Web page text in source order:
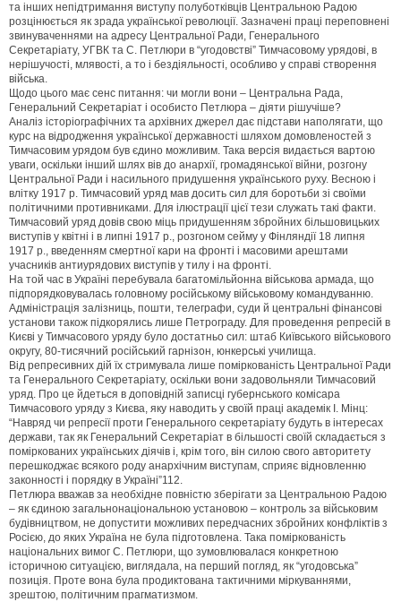
та інших непідтримання виступу полуботківців Центральною Радою
розцінюється як зрада української революції. Зазначені праці переповнені
звинуваченнями на адресу Центральної Ради, Генерального
Секретаріату, УГВК та С. Петлюри в “угодовстві” Тимчасовому урядові, в
нерішучості, млявості, а то і бездіяльності, особливо у справі створення
війська.
Щодо цього має сенс питання: чи могли вони – Центральна Рада,
Генеральний Секретаріат і особисто Петлюра – діяти рішучіше?
Аналіз історіографічних та архівних джерел дає підстави наполягати, що
курс на відродження української державності шляхом домовленостей з
Тимчасовим урядом був єдино можливим. Така версія видається вартою
уваги, оскільки інший шлях вів до анархії, громадянської війни, розгону
Центральної Ради і насильного придушення українського руху. Весною і
влітку 1917 р. Тимчасовий уряд мав досить сил для боротьби зі своїми
політичними противниками. Для ілюстрації цієї тези служать такі факти.
Тимчасовий уряд довів свою міць придушенням збройних більшовицьких
виступів у квітні і в липні 1917 р., розгоном сейму у Фінляндії 18 липня
1917 р., введенням смертної кари на фронті і масовими арештами
учасників антиурядових виступів у тилу і на фронті.
На той час в Україні перебувала багатомільйонна військова армада, що
підпорядковувалась головному російському військовому командуванню.
Адміністрація залізниць, пошти, телеграфи, суди й центральні фінансові
установи також підкорялись лише Петрограду. Для проведення репресій в
Києві у Тимчасового уряду було достатньо сил: штаб Київського військового
округу, 80-тисячний російський гарнізон, юнкерські училища.
Від репресивних дій їх стримувала лише поміркованість Центральної Ради
та Генерального Секретаріату, оскільки вони задовольняли Тимчасовий
уряд. Про це йдеться в доповідній записці губернського комісара
Тимчасового уряду з Києва, яку наводить у своїй праці академік І. Мінц:
“Навряд чи репресії проти Генерального секретаріату будуть в інтересах
держави, так як Генеральний Секретаріат в більшості своїй складається з
поміркованих українських діячів і, крім того, він силою свого авторитету
перешкоджає всякого роду анархічним виступам, сприяє відновленню
законності і порядку в Україні”112.
Петлюра вважав за необхідне повністю зберігати за Центральною Радою
– як єдиною загальнонаціональною установою – контроль за військовим
будівництвом, не допустити можливих передчасних збройних конфліктів з
Росією, до яких Україна не була підготовлена. Така поміркованість
національних вимог С. Петлюри, що зумовлювалася конкретною
історичною ситуацією, виглядала, на перший погляд, як “угодовська”
позиція. Проте вона була продиктована тактичними міркуваннями,
зрештою, політичним прагматизмом.